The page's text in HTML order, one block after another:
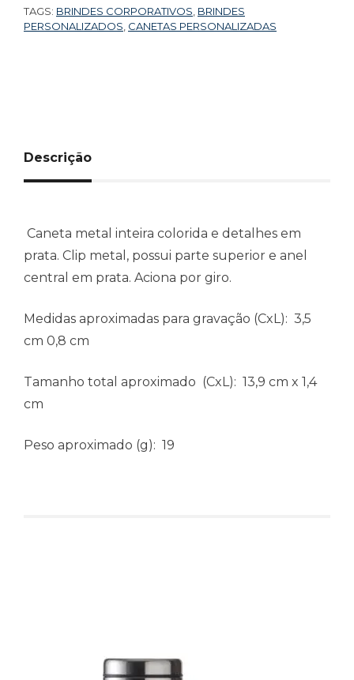
TAGS: BRINDES CORPORATIVOS BRINDES
PERSONALIZADOS CANETAS PERSONALIZADAS
Descrição
Caneta metal inteira colorida e detalhes em
prata. Clip metal, possui parte superior e anel
central em prata. Aciona por giro.
Medidas aproximadas para gravação (CxL): 3,5
cm 0,8 cm
Tamanho total aproximado (CxL): 13,9 cm x 1,4
cm
Peso aproximado (g): 19